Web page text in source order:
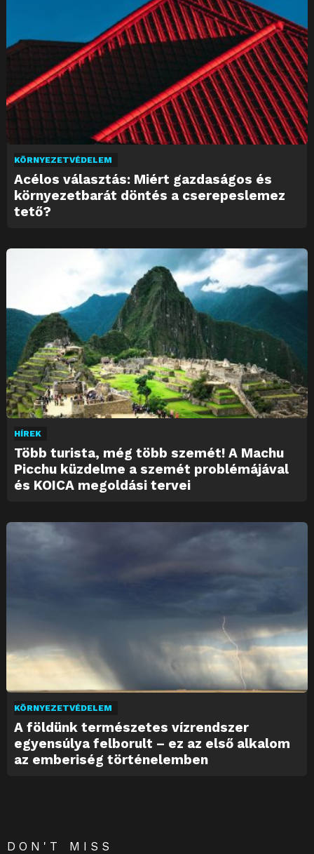
KÖRNYEZETVÉDELEM
Acélos választás: Miért gazdaságos és
környezetbarát döntés a cserepeslemez
tető?
HÍREK
Több turista, még több szemét! A Machu
Picchu küzdelme a szemét problémájával
és KOICA megoldási tervei
KÖRNYEZETVÉDELEM
A földünk természetes vízrendszer
egyensúlya felborult – ez az első alkalom
az emberiség történelemben
DON'T MISS